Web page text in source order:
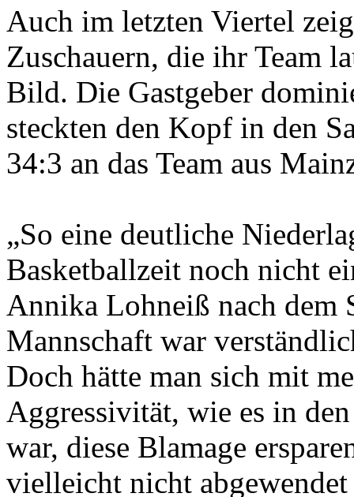
Auch im letzten Viertel
Zuschauern, die ihr Team
Bild. Die Gastgeber
steckten den Kopf in den
34:3 an das Team aus
„So eine deutliche
Basketballzeit noch nicht
Annika Lohneiß nach
Mannschaft war
Doch hätte man sich mit
Aggressivität, wie es in
war, diese Blamage
vielleicht nicht